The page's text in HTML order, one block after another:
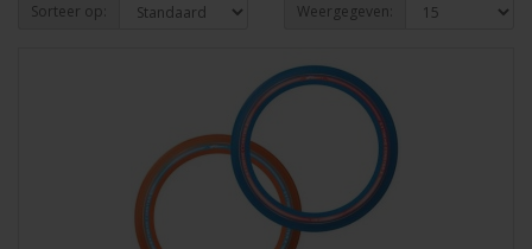
Sorteer op: Weergegeven: